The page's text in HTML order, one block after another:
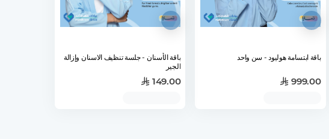
باقة ابتسامة هوليود - سن واحد
999.00
باقة الأسنان - جلسة تنظيف الاسنان وإزالة
الجير
149.00